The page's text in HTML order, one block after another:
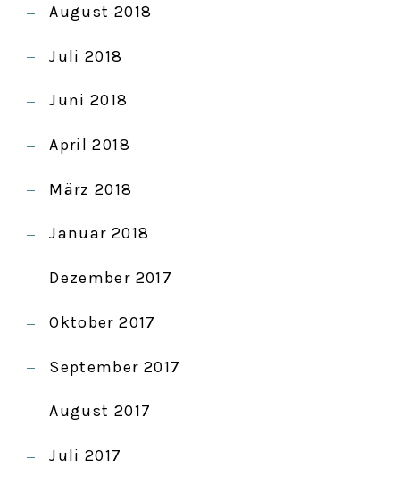
August 2018
Juli 2018
Juni 2018
April 2018
März 2018
Januar 2018
Dezember 2017
Oktober 2017
September 2017
August 2017
Juli 2017